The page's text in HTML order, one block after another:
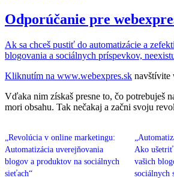
Odporúčanie pre
Ak sa chceš pustiť do automatizácie a
blogovania a sociálnych príspevkov,
Kliknutím na www.webexpres.sk navštívite
Vďaka nim získaš presne to, čo potrebuješ
mori obsahu. Tak nečakaj a začni svoju
„Revolúcia v online marketingu:
Automatizácia uverejňovania
blogov a produktov na sociálnych
sieťach“
Ako ušetriť
vašich
sociálnych